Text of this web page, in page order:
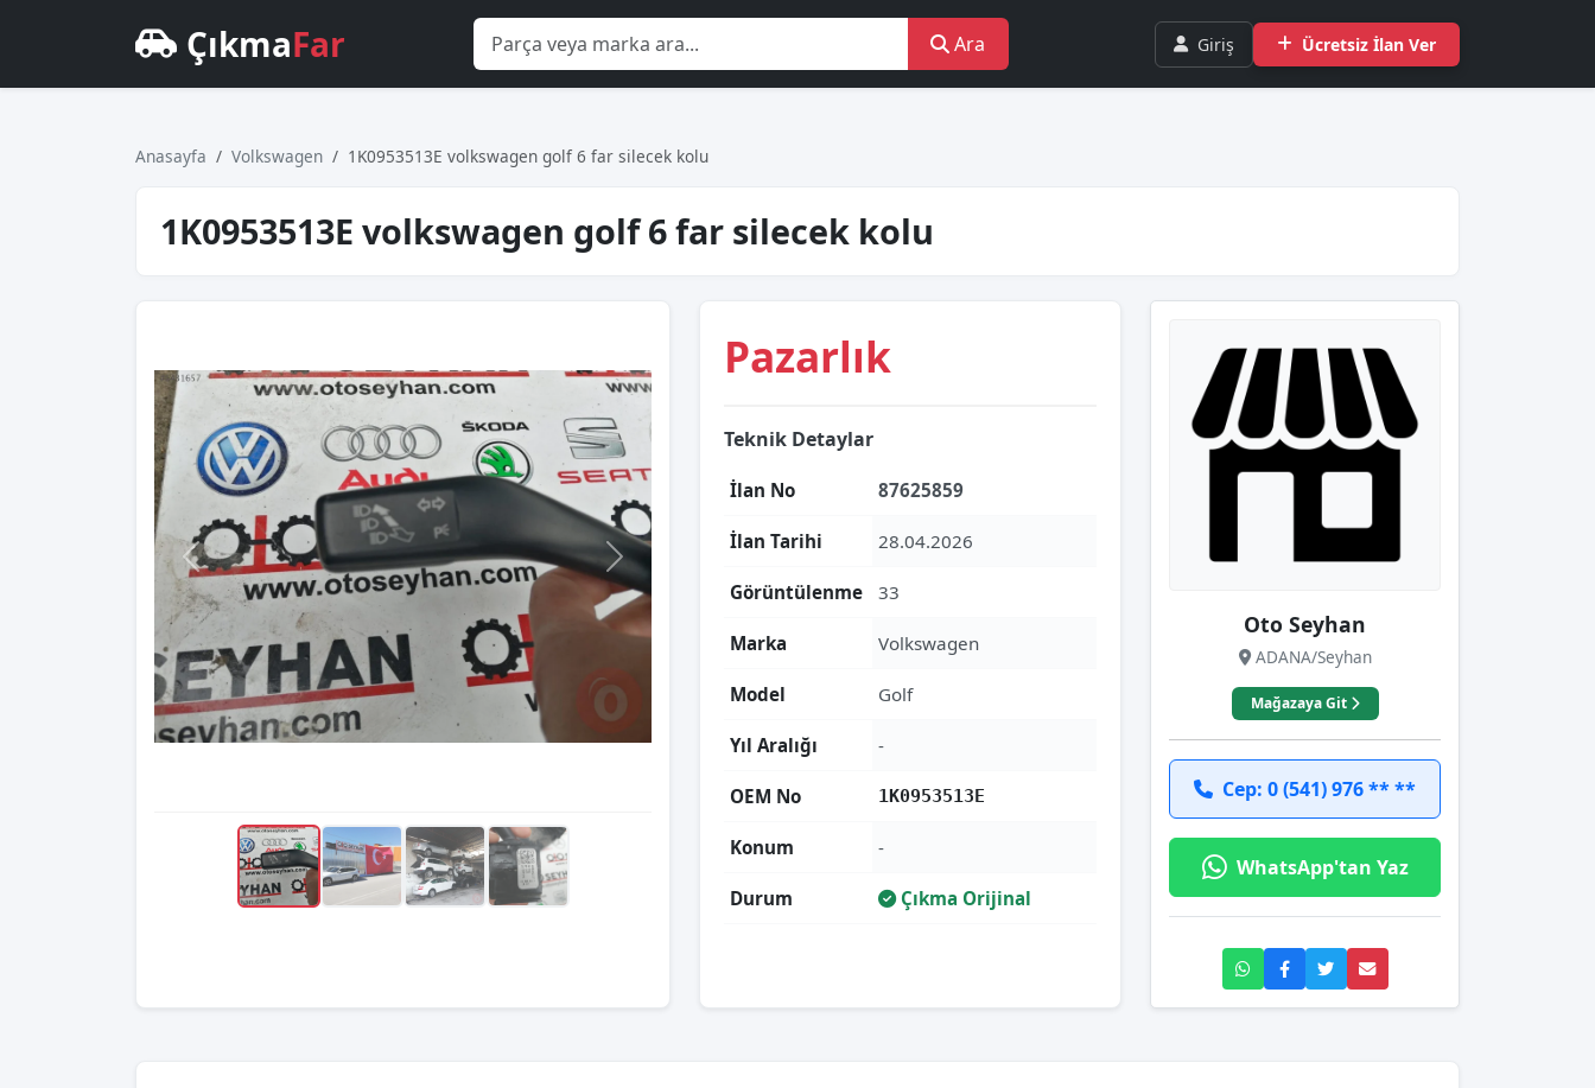
ÇıkmaFar Ara Giriş Ücretsiz İlan Ver
Anasayfa Volkswagen 1K0953513E volkswagen golf 6 far silecek kolu
1K0953513E volkswagen golf 6 far silecek kolu
Pazarlık
Teknik Detaylar
İlan No 87625859
İlan Tarihi 28.04.2026
Görüntülenme 33
Marka Volkswagen
Model Golf
Yıl Aralığı -
OEM No 1K0953513E
Konum -
Durum Çıkma Orijinal
Oto Seyhan
ADANA/Seyhan
Mağazaya Git
Cep: 0 (541) 976 ** **
WhatsApp'tan Yaz